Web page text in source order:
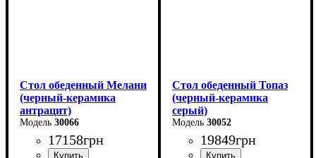
Стол обеденный Мелани
(черный-керамика
антрацит)
30066
17158грн
Стол обеденный Топаз
(черный-керамика
серый)
30052
19849грн